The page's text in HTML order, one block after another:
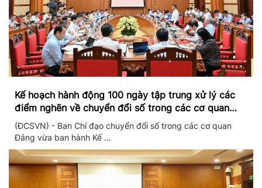
Kế hoạch hành động 100 ngày tập trung xử lý các
điểm nghẽn về chuyển đổi số trong các cơ quan
Đảng
(ĐCSVN) - Ban Chỉ đạo chuyển đổi số trong các cơ quan
Đảng vừa ban hành Kế ...